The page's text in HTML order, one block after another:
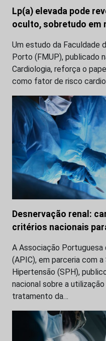
Lp(a) elevada pode
oculto, sobretudo em
Um estudo da Faculdade
Porto (FMUP), publicado
Cardiologia, reforça o
como fator de risco
Desnervação renal:
critérios nacionais
A Associação
(APIC), em parceria com
Hipertensão (SPH),
nacional sobre a
tratamento da…